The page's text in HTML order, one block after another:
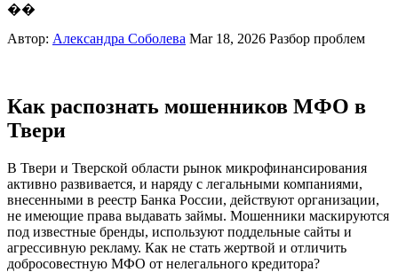
��
Автор: Александра Соболева Mar 18, 2026 Разбор проблем
Как распознать мошенников МФО в
Твери
В Твери и Тверской области рынок микрофинансирования
активно развивается, и наряду с легальными компаниями,
внесенными в реестр Банка России, действуют организации,
не имеющие права выдавать займы. Мошенники маскируются
под известные бренды, используют поддельные сайты и
агрессивную рекламу. Как не стать жертвой и отличить
добросовестную МФО от нелегального кредитора?